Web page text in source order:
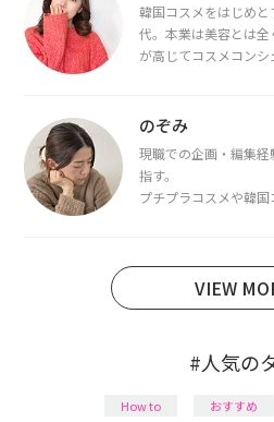
韓国コスメをはじめ
代。本業は美容とは
が高じてコスメコン
断・骨格診断によるイ
のぞみ
現職での企画・編集
指す。
プチプラコスメや韓
日本化粧品検定1級保
VIEW
#人気の
How to おすすめ